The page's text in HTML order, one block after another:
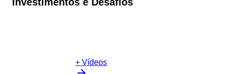
Investimentos e Desafios
+ Vídeos